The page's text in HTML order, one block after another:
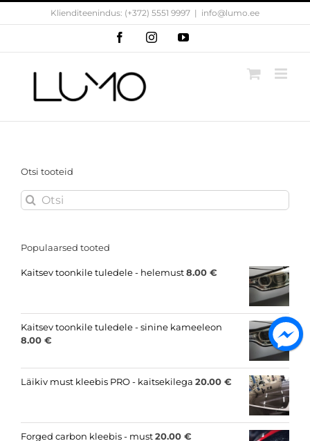
Skip
Klienditeenindus: (+372) 5551 9997 | info@lumo.ee
FacebookInstagramYouTube
Otsi tooteid
Search
for:
Populaarsed tooted
Kaitsev toonkile tuledele - helemust8.00 €
Kaitsev toonkile tuledele - sinine kameeleon
8.00 €
Läikiv must kleebis PRO - kaitsekilega 20.00 €
Forged carbon kleebis - must20.00 €